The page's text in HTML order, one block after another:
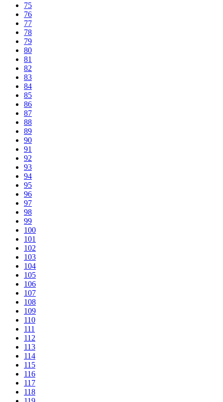
75
76
77
78
79
80
81
82
83
84
85
86
87
88
89
90
91
92
93
94
95
96
97
98
99
100
101
102
103
104
105
106
107
108
109
110
111
112
113
114
115
116
117
118